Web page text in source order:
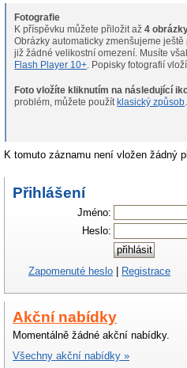
Fotografie
K příspěvku můžete přiložit až4
Obrázky automaticky zmenšujeme
již žádné
Flash Player 10+ . Popisky fotografií
Foto vložíte kliknutím na následující
problém, můžete použítklasický způsob.
K tomuto záznamu není vložen žádný
Přihlášení
Jméno:
Heslo:
Zapomenuté heslo | Registrace
Akční nabídky
Momentálně žádné akční nabídky.
Všechny akční nabídky »